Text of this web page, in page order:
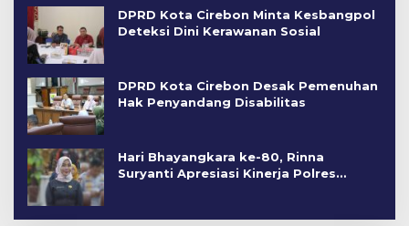
DPRD Kota Cirebon Minta Kesbangpol
Deteksi Dini Kerawanan Sosial
DPRD Kota Cirebon Desak Pemenuhan
Hak Penyandang Disabilitas
Hari Bhayangkara ke-80, Rinna
Suryanti Apresiasi Kinerja Polres